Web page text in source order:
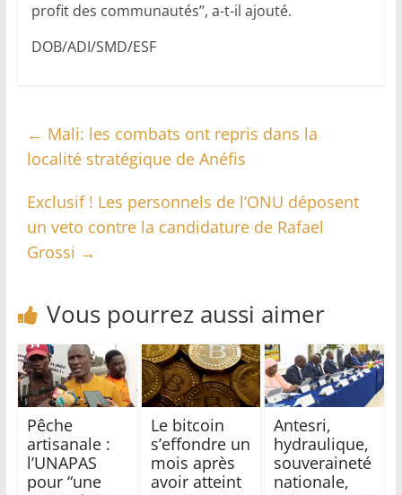
profit des communautés’’, a-t-il ajouté.
DOB/ADI/SMD/ESF
← Mali: les combats ont repris dans la
localité stratégique de Anéfis
Exclusif ! Les personnels de l’ONU déposent
un veto contre la candidature de Rafael
Grossi →
Vous pourrez aussi aimer
Pêche
artisanale :
l’UNAPAS
pour “une
Le bitcoin
s’effondre un
mois après
avoir atteint
Antesri,
hydraulique,
souveraineté
nationale,